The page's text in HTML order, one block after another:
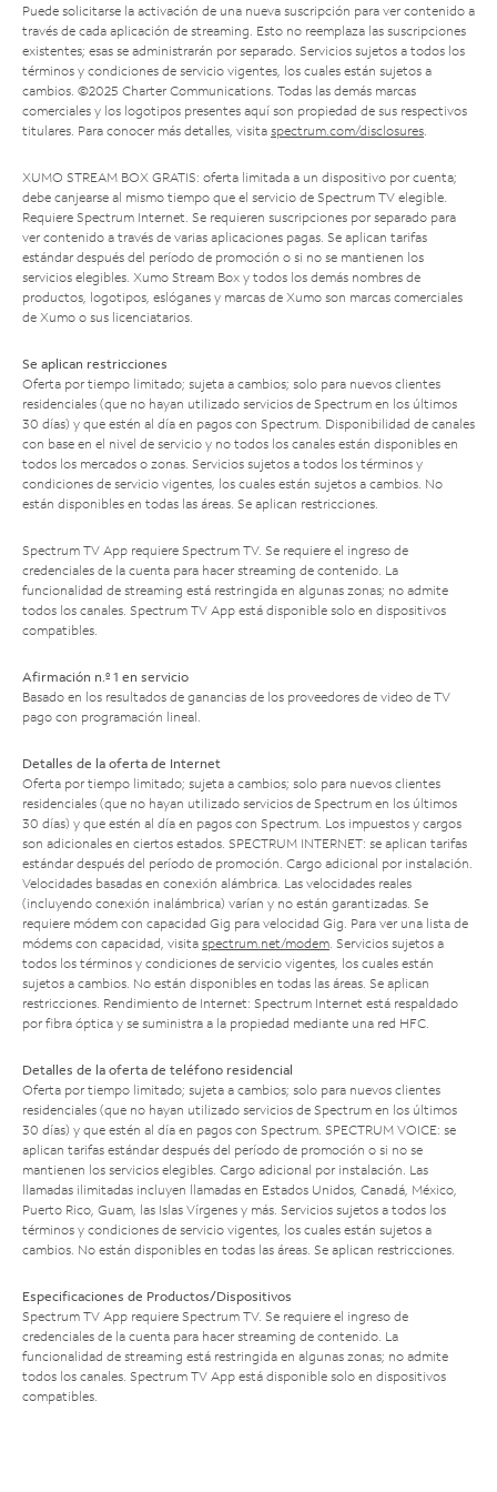
Puede solicitarse la activación de una nueva suscripción para ver contenido a
través de cada aplicación de streaming. Esto no reemplaza las suscripciones
existentes; esas se administrarán por separado. Servicios sujetos a todos los
términos y condiciones de servicio vigentes, los cuales están sujetos a
cambios. ©2025 Charter Communications. Todas las demás marcas
comerciales y los logotipos presentes aquí son propiedad de sus respectivos
titulares. Para conocer más detalles, visita spectrum.com/disclosures.
XUMO STREAM BOX GRATIS: oferta limitada a un dispositivo por cuenta;
debe canjearse al mismo tiempo que el servicio de Spectrum TV elegible.
Requiere Spectrum Internet. Se requieren suscripciones por separado para
ver contenido a través de varias aplicaciones pagas. Se aplican tarifas
estándar después del período de promoción o si no se mantienen los
servicios elegibles. Xumo Stream Box y todos los demás nombres de
productos, logotipos, eslóganes y marcas de Xumo son marcas comerciales
de Xumo o sus licenciatarios.
Se aplican restricciones
Oferta por tiempo limitado; sujeta a cambios; solo para nuevos clientes
residenciales (que no hayan utilizado servicios de Spectrum en los últimos
30 días) y que estén al día en pagos con Spectrum. Disponibilidad de canales
con base en el nivel de servicio y no todos los canales están disponibles en
todos los mercados o zonas. Servicios sujetos a todos los términos y
condiciones de servicio vigentes, los cuales están sujetos a cambios. No
están disponibles en todas las áreas. Se aplican restricciones.
Spectrum TV App requiere Spectrum TV. Se requiere el ingreso de
credenciales de la cuenta para hacer streaming de contenido. La
funcionalidad de streaming está restringida en algunas zonas; no admite
todos los canales. Spectrum TV App está disponible solo en dispositivos
compatibles.
Afirmación n.º 1 en servicio
Basado en los resultados de ganancias de los proveedores de video de TV
pago con programación lineal.
Detalles de la oferta de Internet
Oferta por tiempo limitado; sujeta a cambios; solo para nuevos clientes
residenciales (que no hayan utilizado servicios de Spectrum en los últimos
30 días) y que estén al día en pagos con Spectrum. Los impuestos y cargos
son adicionales en ciertos estados. SPECTRUM INTERNET: se aplican tarifas
estándar después del período de promoción. Cargo adicional por instalación.
Velocidades basadas en conexión alámbrica. Las velocidades reales
(incluyendo conexión inalámbrica) varían y no están garantizadas. Se
requiere módem con capacidad Gig para velocidad Gig. Para ver una lista de
módems con capacidad, visita spectrum.net/modem. Servicios sujetos a
todos los términos y condiciones de servicio vigentes, los cuales están
sujetos a cambios. No están disponibles en todas las áreas. Se aplican
restricciones. Rendimiento de Internet: Spectrum Internet está respaldado
por fibra óptica y se suministra a la propiedad mediante una red HFC.
Detalles de la oferta de teléfono residencial
Oferta por tiempo limitado; sujeta a cambios; solo para nuevos clientes
residenciales (que no hayan utilizado servicios de Spectrum en los últimos
30 días) y que estén al día en pagos con Spectrum. SPECTRUM VOICE: se
aplican tarifas estándar después del período de promoción o si no se
mantienen los servicios elegibles. Cargo adicional por instalación. Las
llamadas ilimitadas incluyen llamadas en Estados Unidos, Canadá, México,
Puerto Rico, Guam, las Islas Vírgenes y más. Servicios sujetos a todos los
términos y condiciones de servicio vigentes, los cuales están sujetos a
cambios. No están disponibles en todas las áreas. Se aplican restricciones.
Especificaciones de Productos/Dispositivos
Spectrum TV App requiere Spectrum TV. Se requiere el ingreso de
credenciales de la cuenta para hacer streaming de contenido. La
funcionalidad de streaming está restringida en algunas zonas; no admite
todos los canales. Spectrum TV App está disponible solo en dispositivos
compatibles.